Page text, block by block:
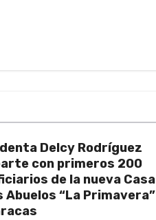
Delcy Rodríguez
con primeros 200
de la nueva Casa
Abuelos “La Primavera”